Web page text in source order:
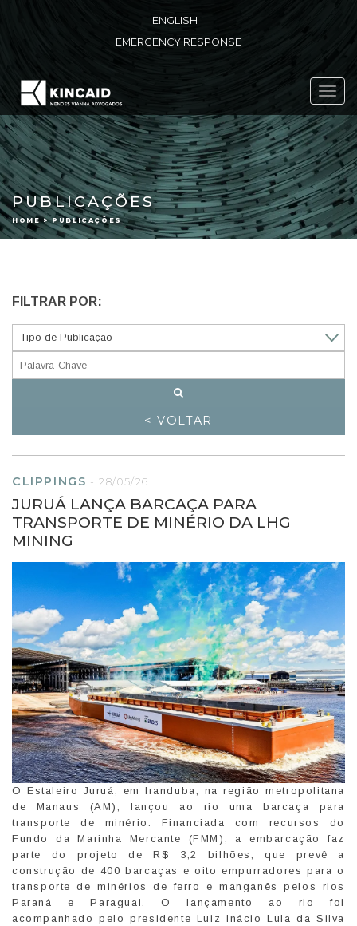
ENGLISH
EMERGENCY RESPONSE
PUBLICAÇÕES
HOME > PUBLICAÇÕES
FILTRAR POR:
< VOLTAR
CLIPPINGS - 28/05/26
JURUÁ LANÇA BARCAÇA PARA
TRANSPORTE DE MINÉRIO DA LHG
MINING
O Estaleiro Juruá, em Iranduba, na região metropolitana
de Manaus (AM), lançou ao rio uma barcaça para
transporte de minério. Financiada com recursos do
Fundo da Marinha Mercante (FMM), a embarcação faz
parte do projeto de R$ 3,2 bilhões, que prevê a
construção de 400 barcaças e oito empurradores para o
transporte de minérios de ferro e manganês pelos rios
Paraná e Paraguai. O lançamento ao rio foi
acompanhado pelo presidente Luiz Inácio Lula da Silva